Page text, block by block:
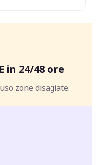
in 24/48 ore
zone disagiate.